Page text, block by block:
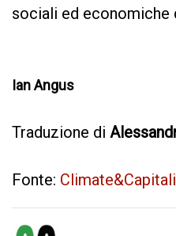
sociali ed economiche
Ian Angus
Traduzione di
Fonte: